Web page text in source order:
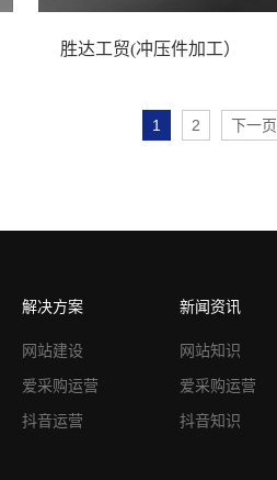
胜达工贸(冲压件加工）
1 2 下一页
解决方案
网站建设
爱采购运营
抖音运营
新闻资讯
网站知识
爱采购运营
抖音知识